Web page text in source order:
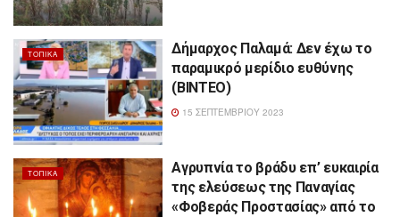
ΤΟΠΙΚΆ
Δήμαρχος Παλαμά: Δεν έχω το
παραμικρό μερίδιο ευθύνης
(ΒΙΝΤΕΟ)
15 ΣΕΠΤΕΜΒΡΊΟΥ 2023
ΤΟΠΙΚΆ
Αγρυπνία το βράδυ επ’ ευκαιρία
της ελεύσεως της Παναγίας
«Φοβεράς Προστασίας» από το